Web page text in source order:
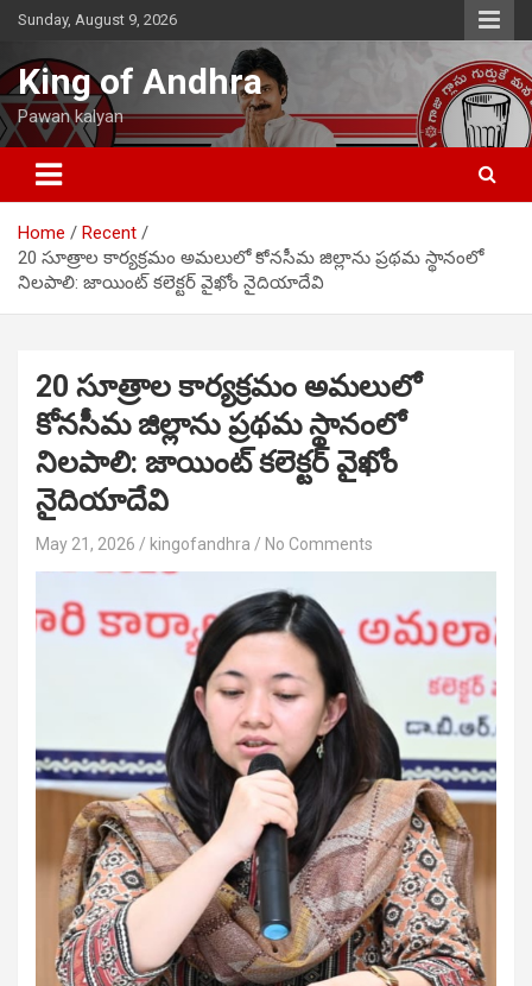
Skip
content
Sunday, August 9, 2026
King of Andhra
Pawan kalyan
Home
Recent
20 సూత్రాల కార్యక్రమం అమలులో కోనసీమ జిల్లాను ప్రథమ స్థానంలో
నిలపాలి: జాయింట్ కలెక్టర్ వైఖోం నైదియాదేవి
20 సూత్రాల కార్యక్రమం అమలులో
కోనసీమ జిల్లాను ప్రథమ స్థానంలో
నిలపాలి: జాయింట్ కలెక్టర్ వైఖోం
నైదియాదేవి
May 21, 2026 kingofandhra No Comments